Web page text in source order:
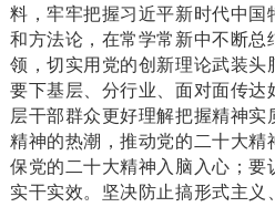
料，牢牢把握习近平新时代中国
和方法论，在常学常新中不断总
领，切实用党的创新理论武装头
要下基层、分行业、面对面传达
层干部群众更好理解把握精神
精神的热潮，推动党的二十大精
保党的二十大精神入脑入心；要
实干实效。坚决防止搞形式主义